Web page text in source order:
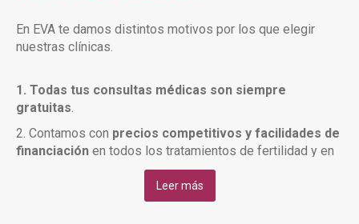
En EVA te damos distintos motivos por los que elegir
nuestras clínicas.
1. Todas tus consultas médicas son siempre
gratuitas
2. Contamos con precios competitivos y facilidades de
financiación en todos los tratamientos de fertilidad y en
amplio horarioque se adapta al ritmo
Leer más